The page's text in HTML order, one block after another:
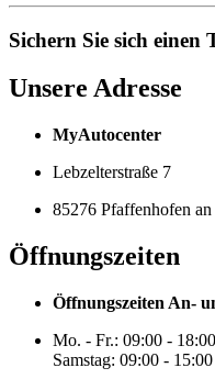
Sichern Sie sich einen
Unsere Adresse
MyAutocenter
Lebzelterstraße 7
85276 Pfaffenhofen
Öffnungszeiten
Öffnungszeiten An-
Mo. - Fr.: 09:00 -
Samstag: 09:00 -